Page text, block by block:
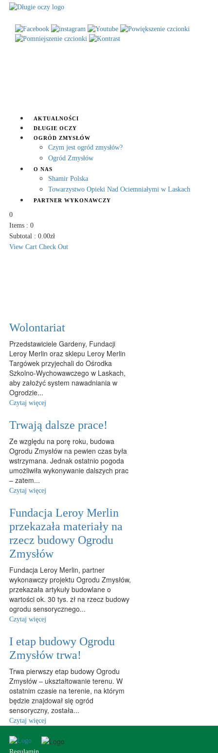
AKTUALNOŚCI
DŁUGIE OCZY
OGRÓD ZMYSŁÓW
Czym jest ogród zmysłów?
Ogród Zmysłów
O NAS
Shamir Polska
Towarzystwo Opieki Nad Ociemniałymi w Laskach
PARTNER WYKONAWCZY
0
Items :0
Subtotal :0.00zł
View CartCheck Out
Wolontariat
Przedstawiciele Gardeny, Fundacji
Leroy Merlin oraz sklepu Leroy Merlin
Targówek przyjechali do Ośrodka
Szkolno-Wychowawczego w Laskach,
aby założyć system nawadniania w
Ogrodzie...
Czytaj więcej
Trwają dalsze prace!
Ze względu na porę roku, budowa
Ogrodu Zmysłów na pewien czas była
wstrzymana. Jednak ostatnio pogoda
umożliwiła wykonywanie dalszych prac
– zatem...
Czytaj więcej
Fundacja Leroy Merlin
przekazała materiały na
rzecz budowy Ogrodu
Zmysłów
Fundacja Leroy Merlin, partner
wykonawczy projektu Ogrodu Zmysłów,
przekazała artykuły budowlane o
wartości ok. 30 tys. zł na rzecz budowy
ogrodu sensorycznego...
Czytaj więcej
I etap budowy Ogrodu
Zmysłów trwa!
Trwa pierwszy etap budowy Ogrodu
Zmysłów – ukształtowanie terenu. W
ostatnim czasie na terenie, na którym
będzie znajdował się ogród
sensoryczny, została...
Czytaj więcej